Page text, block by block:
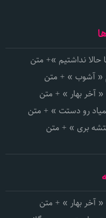
حالا نداشتیم »+ متن
« آشوب » + متن
آخر بهار » + متن
رو دستت » + متن
بری » + متن
آخر بهار » + متن